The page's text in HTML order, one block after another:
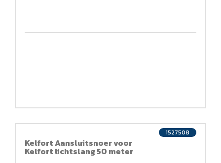
Kelfort Aansluitsnoer voor
Kelfort lichtslang 50 meter
1527508